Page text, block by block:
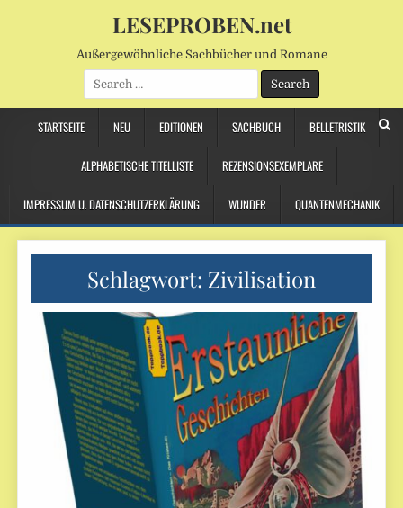
LESEPROBEN.net
Außergewöhnliche Sachbücher und Romane
Search
for:
STARTSEITE NEU EDITIONEN SACHBUCH BELLETRISTIK
ALPHABETISCHE TITELLISTE REZENSIONSEXEMPLARE
IMPRESSUM U. DATENSCHUTZERKLÄRUNG WUNDER QUANTENMECHANIK
Schlagwort: Zivilisation